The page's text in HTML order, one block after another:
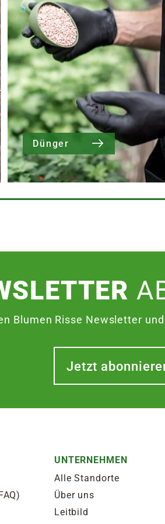
Dünger
Blumen Risse Newsletter
Jetzt
UNTERNEHMEN
Alle Standorte
Über uns
Leitbild